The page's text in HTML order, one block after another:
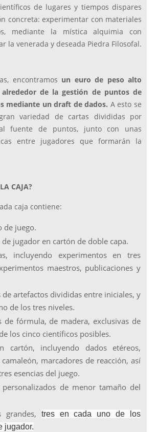
de lugares y tiempos dispares
concreta: experimentar con materiales
mediante la mística alquimia con
la venerada y deseada Piedra Filosofal.
encontramos un euro de peso alto
de la gestión de puntos de
mediante un draft de dados. A esto se
variedad de cartas divididas por
fuente de puntos, junto con unas
entre jugadores que formarán la
CAJA?
caja contiene:
de juego.
jugador en cartón de doble capa.
incluyendo experimentos en tres
maestros, publicaciones y
de artefactos divididas entre iniciales, y
de los tres niveles.
de fórmula, de madera, exclusivas de
los cinco científicos posibles.
cartón, incluyendo dados etéreos,
marcadores de reacción, así
esencias del juego.
de menor tamaño del
grandes,
tres en cada uno de los
jugador.